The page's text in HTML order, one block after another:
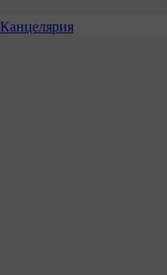
Канцелярия